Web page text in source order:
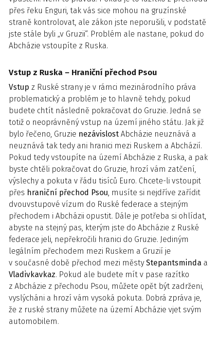
přes řeku Enguri, tak vás sice mohou na gruzínské
straně kontrolovat, ale zákon jste neporušili, v podstatě
jste stále byli „v Gruzii“. Problém ale nastane, pokud do
Abcházie vstoupíte z Ruska.
Vstup z Ruska – Hraniční přechod Psou
Vstup z Ruské strany je v rámci mezinárodního práva
problematický a problém je to hlavně tehdy, pokud
budete chtít následně pokračovat do Gruzie. Jedná se
totiž o neoprávněný vstup na území jiného státu. Jak již
bylo řečeno, Gruzie nezávislost Abcházie neuznává a
neuznává tak tedy ani hranici mezi Ruskem a Abcházií.
Pokud tedy vstoupíte na území Abcházie z Ruska, a pak
byste chtěli pokračovat do Gruzie, hrozí vám zatčení,
výslechy a pokuta v řádu tisíců Euro. Chcete-li vstoupit
přes hraniční přechod Psou, musíte si nejdříve zařídit
dvouvstupové vízum do Ruské federace a stejným
přechodem i Abcházii opustit. Dále je potřeba si ohlídat,
abyste na stejný pas, kterým jste do Abcházie z Ruské
federace jeli, nepřekročili hranici do Gruzie. Jediným
legálním přechodem mezi Ruskem a Gruzií je
v současné době přechod mezi městy Stepantsminda a
Vladivkavkaz. Pokud ale budete mít v pase razítko
z Abcházie z přechodu Psou, můžete opět být zadrženi,
vyslýcháni a hrozí vám vysoká pokuta. Dobrá zpráva je,
že z ruské strany můžete na území Abcházie vjet svým
automobilem.